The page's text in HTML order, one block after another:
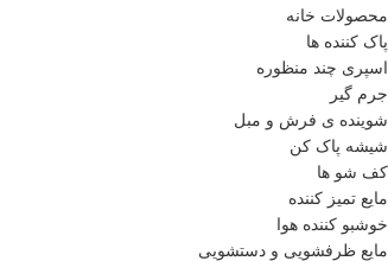
محصولات خانه
پاک کننده ها
اسپری چند منظوره
جرم گیر
شوینده ی فرش و مبل
شیشه پاک کن
کف شو ها
مایع تمیز کننده
خوشبو کننده هوا
مایع ظرفشویی و دستشویی